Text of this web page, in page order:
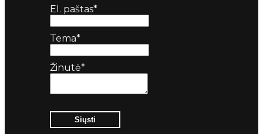
El. paštas*
Tema*
Žinutė*
Siųsti